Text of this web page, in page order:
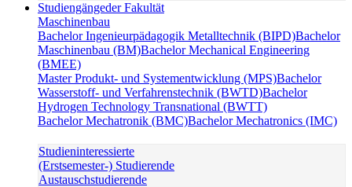
Studiengängeder Fakultät
Maschinenbau
Bachelor Ingenieurpädagogik Metalltechnik (BIPD)Bachelor
Maschinenbau (BM)Bachelor Mechanical Engineering
(BMEE)
Master Produkt- und Systementwicklung (MPS)Bachelor
Wasserstoff- und Verfahrenstechnik (BWTD)Bachelor
Hydrogen Technology Transnational (BWTT)
Bachelor Mechatronik (BMC)Bachelor Mechatronics (IMC)
Studieninteressierte
(Erstsemester-) Studierende
Austauschstudierende